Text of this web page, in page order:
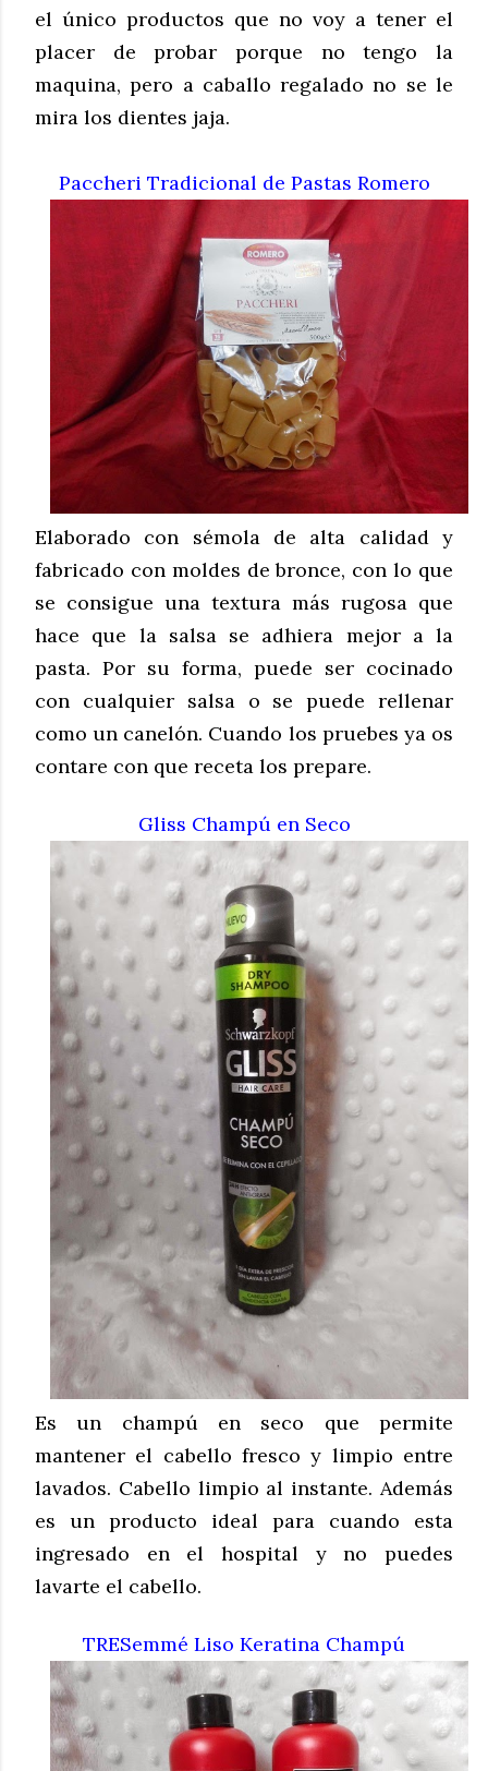
el único productos que no voy a tener el
placer de probar porque no tengo la
maquina, pero a caballo regalado no se le
mira los dientes jaja.
Paccheri Tradicional de Pastas Romero
Elaborado con sémola de alta calidad y
fabricado con moldes de bronce, con lo que
se consigue una textura más rugosa que
hace que la salsa se adhiera mejor a la
pasta. Por su forma, puede ser cocinado
con cualquier salsa o se puede rellenar
como un canelón. Cuando los pruebes ya os
contare con que receta los prepare.
Gliss Champú en Seco
Es un champú en seco que permite
mantener el cabello fresco y limpio entre
lavados. Cabello limpio al instante. Además
es un producto ideal para cuando esta
ingresado en el hospital y no puedes
lavarte el cabello.
TRESemmé Liso Keratina Champú